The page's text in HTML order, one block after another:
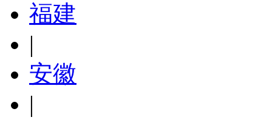
福建
|
安徽
|